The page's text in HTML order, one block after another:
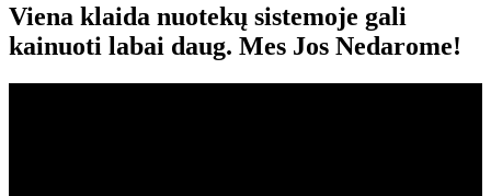
Viena klaida nuotekų sistemoje gali
kainuoti labai daug. Mes Jos Nedarome!